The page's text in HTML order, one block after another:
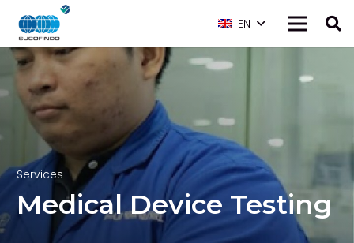
EN
Services
Medical Device Testing